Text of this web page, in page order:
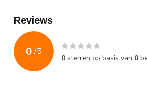
Reviews
0 /5
0 sterren op basis van 0